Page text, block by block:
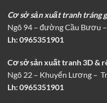
Cơ sở sản xuất tranh tráng
Ngõ 94 – đường Cầu Bươu
Lh:0965351901
Cơ sở sản xuất tranh 3D &
Ngõ 22 – Khuyến Lương –
Lh: 0965351901